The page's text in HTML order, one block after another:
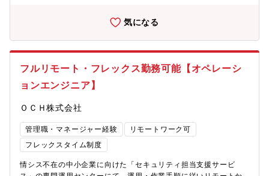
ループおよびチームのエンジニアとも連携し、全社的な技術力向
上や開発プロセスの標準化にも貢献いただくことを期待していま
す。開発環境●フロントエンド? 言語：TypeScript, JavaScript
等? フレームワーク、ライブラリ：React, TanStack Query,
Tailwind CSS, Vue.js 等? 開発ツール：Figma,Storybook 等●
バックエンド? 言語：Go, Python, PHP? 通信プロトコル：REST
API, Connect/gRPC? データベース：PostgreSQL, MySQL,
の他? ソースコード管理：GitLab? インフラストラクチャ：AWS,
Terraform? デプロイツール：ecspresso? テストツール：
MagicPod (E2E テスト) 等? メトリクス監視：Grafana? エラー
トラッキング：GlitchTip/Sentry? CI/CD：GitLab CI/CD? プロジ
ェクト管理：Backlog, Taiga? 開発端末OS：Ubuntu(GNOME),
Kubuntu, MacOS
京も採用検討可能です。）【業務内容】1. 機能開発・改善・仕様
検討～設計～実装～テスト～リリースまでの一連の開発・既存機
能の改善（性能改善、UXに直結する処理の最適化、技術的負債の
解消 など）・外部連携/APIの設計・実装（プロダクトや周辺シス
テムとの連携）2. 開発成果物の作成・レビュー・仕様・設計に関
するドキュメント整備（設計方針の言語化、影響範囲整理、運用
観点の反映）・コードレビューを通じた品質担保と開発スピード
整備3. 問い合わせ・不具合の一次対応・社内メンバー（サポート
切り分け、恒久対策の実装・再発防止のための改善（監視・アラ
ート・ログ/メトリクス、運用手順の見直し など）4. チームで成果
を出すためのフォロー・ペア作業・レビュー・設計相談などを通
じたチーム内のコミュニケーション・タスクの分解や進め方の工
気になる
フルリモート・フレックス勤務可能【オペレーシ
ョンエンジニア】
ＯＣＨ株式会社
管理職・マネージャー経験
リモートワーク可
フレックスタイム制度
情シス不在の中小企業に向けた「セキュリティ担当支援サービ